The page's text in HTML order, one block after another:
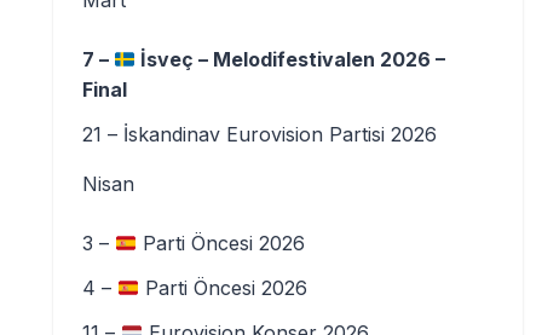
7 –
İsveç – Melodifestivalen 2026 –
Final
21 – İskandinav Eurovision Partisi 2026
Nisan
3 –
Parti Öncesi 2026
4 –
Parti Öncesi 2026